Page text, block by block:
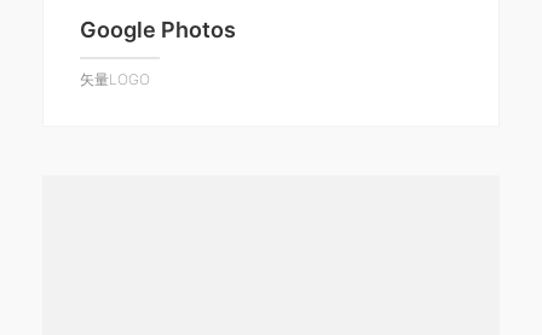
Google Photos
矢量LOGO